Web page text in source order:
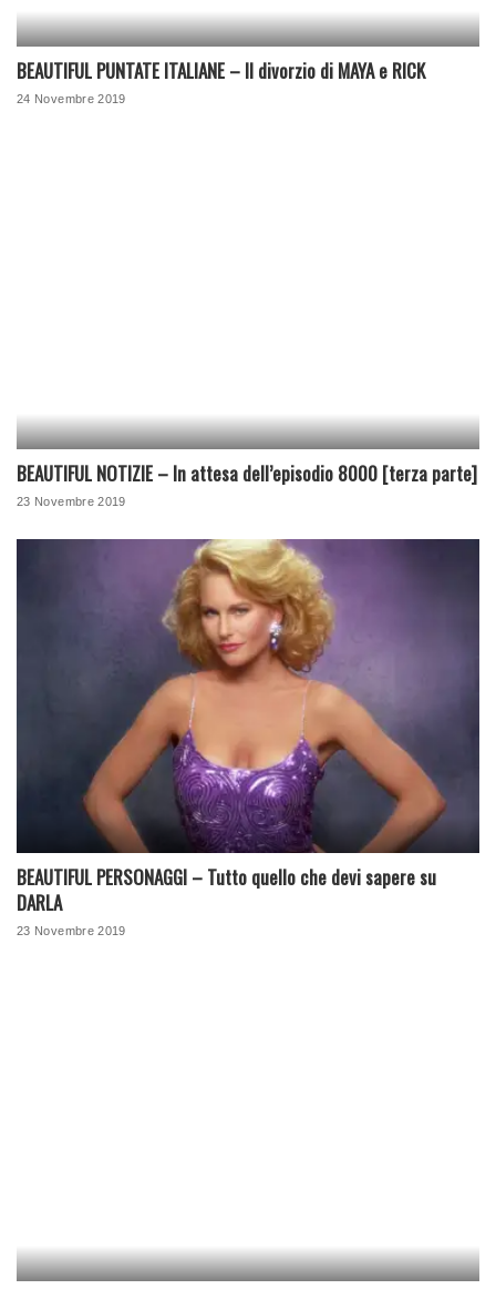
BEAUTIFUL PUNTATE ITALIANE – Il divorzio di MAYA e RICK
24 Novembre 2019
BEAUTIFUL NOTIZIE – In attesa dell’episodio 8000 [terza parte]
23 Novembre 2019
BEAUTIFUL PERSONAGGI – Tutto quello che devi sapere su
DARLA
23 Novembre 2019